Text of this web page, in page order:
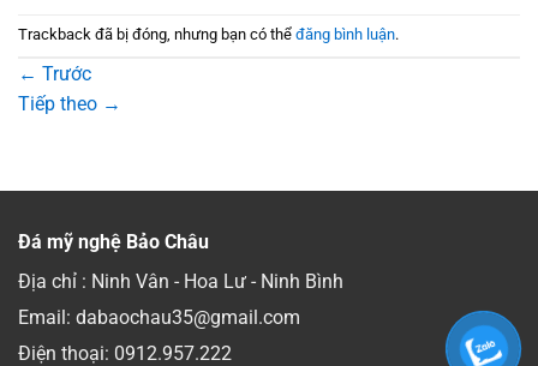
Trackback đã bị đóng, nhưng bạn có thể đăng bình luận.
← Trước
Tiếp theo →
Đá mỹ nghệ Bảo Châu
Địa chỉ : Ninh Vân - Hoa Lư - Ninh Bình
Email: dabaochau35@gmail.com
Điện thoại: 0912.957.222